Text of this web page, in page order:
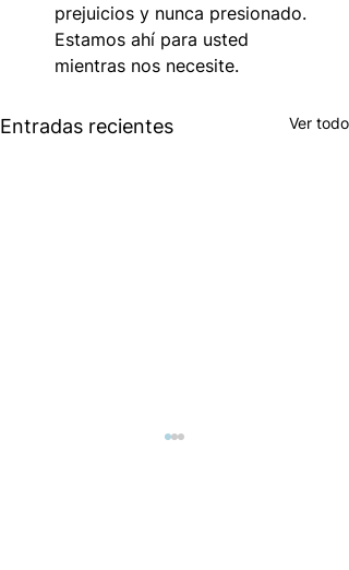
prejuicios y nunca presionado.
Estamos ahí para usted
mientras nos necesite.
Entradas recientes Ver todo